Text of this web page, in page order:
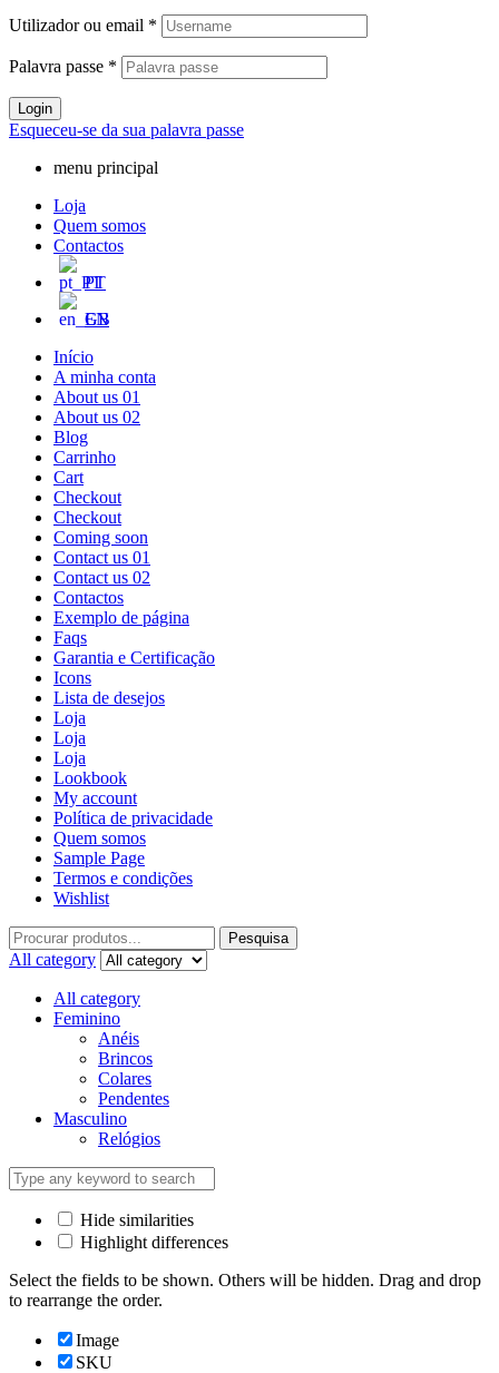
Utilizador ou email *
Palavra passe *
Login
Esqueceu-se da sua palavra passe
menu principal
Loja
Quem somos
Contactos
PT
EN
Início
A minha conta
About us 01
About us 02
Blog
Carrinho
Cart
Checkout
Checkout
Coming soon
Contact us 01
Contact us 02
Contactos
Exemplo de página
Faqs
Garantia e Certificação
Icons
Lista de desejos
Loja
Loja
Loja
Lookbook
My account
Política de privacidade
Quem somos
Sample Page
Termos e condições
Wishlist
Pesquisa
All category
All category
Feminino
Anéis
Brincos
Colares
Pendentes
Masculino
Relógios
Hide similarities
Highlight differences
Select the fields to be shown. Others will be hidden. Drag and drop
to rearrange the order.
Image
SKU